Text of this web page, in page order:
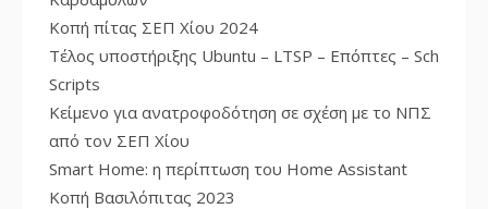
Κοπή πίτας ΣΕΠ Χίου 2024
Τέλος υποστήριξης Ubuntu – LTSP – Επόπτες – Sch
Scripts
Κείμενο για ανατροφοδότηση σε σχέση με το ΝΠΣ
από τον ΣΕΠ Χίου
Smart Home: η περίπτωση του Home Assistant
Κοπή Βασιλόπιτας 2023